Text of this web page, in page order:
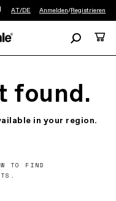
Einen
Händler
meiner
finden
AT/DE Anmelden/Registrieren
Suchen
found.
in your region.
TO FIND